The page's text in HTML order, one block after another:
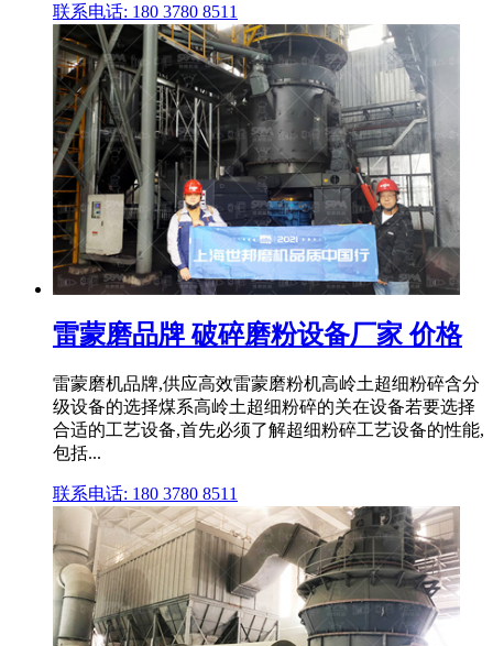
联系电话: 180 3780 8511
雷蒙磨品牌 破碎磨粉设备厂家 价格
雷蒙磨机品牌,供应高效雷蒙磨粉机高岭土超细粉碎含分
级设备的选择煤系高岭土超细粉碎的关在设备若要选择
合适的工艺设备,首先必须了解超细粉碎工艺设备的性能,
包括...
联系电话: 180 3780 8511